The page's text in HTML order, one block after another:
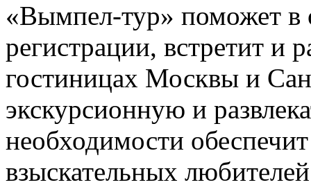
«Вымпел-тур» поможет
регистрации, встретит и
гостиницах Москвы и
экскурсионную и
необходимости
взыскательных